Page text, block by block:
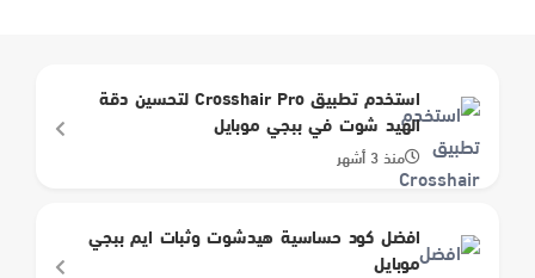
استخدم تطبيق Crosshair Pro لتحسين دقة
الهيد شوت في ببجي موبايل
منذ 3 أشهر
افضل كود حساسية هيدشوت وثبات ايم ببجي
موبايل